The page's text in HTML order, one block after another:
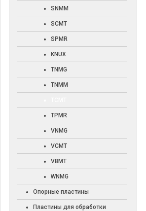
SNMM
SCMT
SPMR
KNUX
TNMG
TNMM
TPMR
VNMG
VCMT
VBMT
WNMG
Опорные пластины
Пластины для обработки